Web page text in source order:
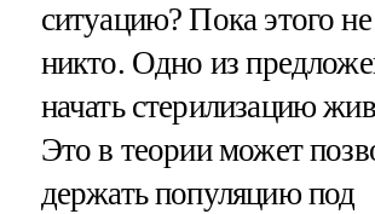
ситуацию? Пока этого не
никто. Одно из
начать стерилизацию
Это в теории может
держать популяцию под